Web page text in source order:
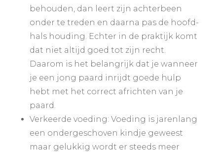
behouden, dan leert zijn achterbeen
onder te treden en daarna pas de hoofd-
hals houding. Echter in de praktijk komt
dat niet altijd goed tot zijn recht.
Daarom is het belangrijk dat je wanneer
je een jong paard inrijdt goede hulp
hebt met het correct africhten van je
paard.
Verkeerde voeding: Voeding is jarenlang
een ondergeschoven kindje geweest
maar gelukkig wordt er steeds meer